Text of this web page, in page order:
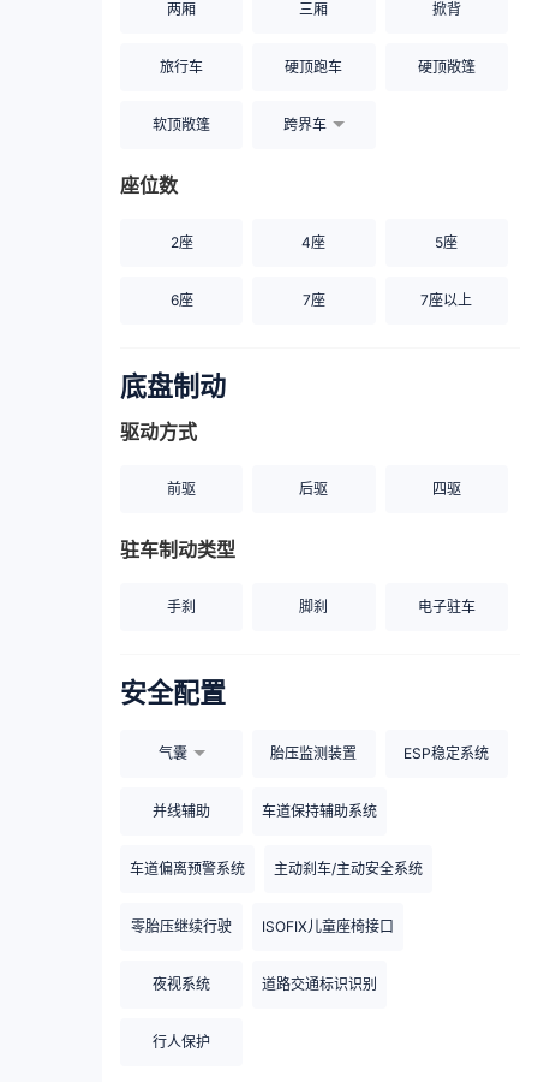
两厢 三厢 掀背
旅行车 硬顶跑车 硬顶敞篷
软顶敞篷 跨界车
座位数
2座 4座 5座
6座 7座 7座以上
底盘制动
驱动方式
前驱 后驱 四驱
驻车制动类型
手刹 脚刹 电子驻车
安全配置
气囊 胎压监测装置 ESP稳定系统
并线辅助 车道保持辅助系统
车道偏离预警系统 主动刹车/主动安全系统
零胎压继续行驶 ISOFIX儿童座椅接口
夜视系统 道路交通标识识别
行人保护